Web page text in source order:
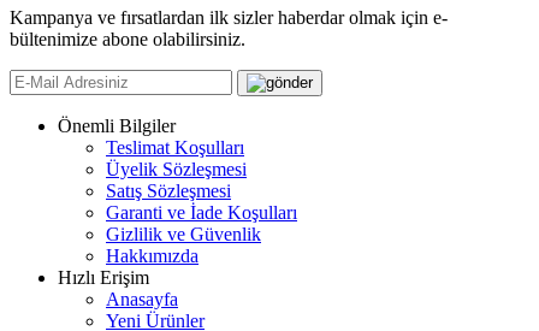
Kampanya ve fırsatlardan ilk sizler haberdar olmak için e-
bültenimize abone olabilirsiniz.
Önemli Bilgiler
Teslimat Koşulları
Üyelik Sözleşmesi
Satış Sözleşmesi
Garanti ve İade Koşulları
Gizlilik ve Güvenlik
Hakkımızda
Hızlı Erişim
Anasayfa
Yeni Ürünler